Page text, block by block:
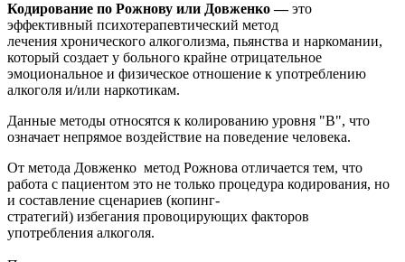
Кодирование по Рожнову или Довженко —это
эффективный психотерапевтический метод
лечения хронического алкоголизма, пьянства и наркомании,
который создает у больного крайне отрицательное
эмоциональное и физическое отношение к употреблению
алкоголя и/или наркотикам.
Данные методы относятся к колированию уровня "В", что
означает непрямое воздействие на поведение человека.
От метода Довженко метод Рожнова отличается тем, что
работа с пациентом это не только процедура кодирования, но
и составление сценариев (копинг-
стратегий) избегания провоцирующих факторов
употребления алкоголя.